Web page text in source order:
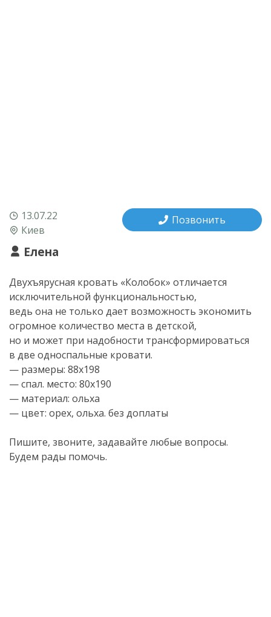
13.07.22
Киев
Елена
Позвонить
Двухъярусная кровать «Колобок» отличается
исключительной функциональностью,
ведь она не только дает возможность экономить
огромное количество места в детской,
но и может при надобности трансформироваться
в две односпальные кровати.
— размеры: 88х198
— спал. место: 80х190
— материал: ольха
— цвет: орех, ольха. без доплаты
Пишите, звоните, задавайте любые вопросы.
Будем рады помочь.